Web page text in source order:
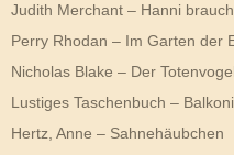
Judith Merchant – Hanni
Perry Rhodan – Im Garten der
Nicholas Blake – Der Totenvogel
Lustiges Taschenbuch –
Hertz, Anne – Sahnehäubchen